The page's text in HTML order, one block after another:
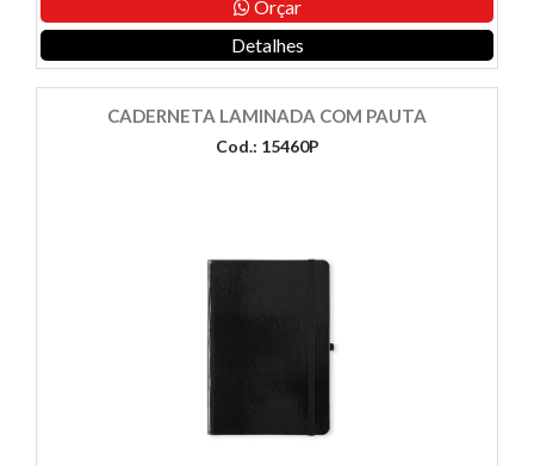
Orçar
Detalhes
CADERNETA LAMINADA COM PAUTA
Cod.: 15460P